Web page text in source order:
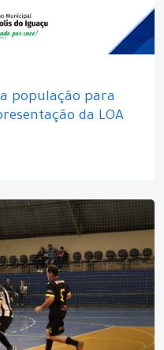
população para
da LOA